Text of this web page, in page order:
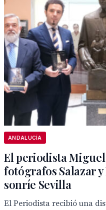
ANDALUCÍA
El periodista
fotógrafos Salazar
sonríe Sevilla
El Periodista recibió una